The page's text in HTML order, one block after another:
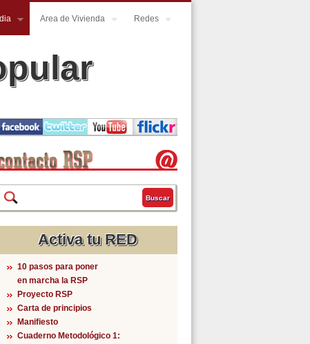
Area de Vivienda Redes
Formulario de búsqueda
Buscar
Activa tu RED
10 pasos para poner
en marcha la RSP
Proyecto RSP
Carta de principios
Manifiesto
Cuaderno Metodológico 1: